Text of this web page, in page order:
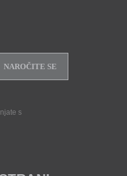
NAROČITE SE
s